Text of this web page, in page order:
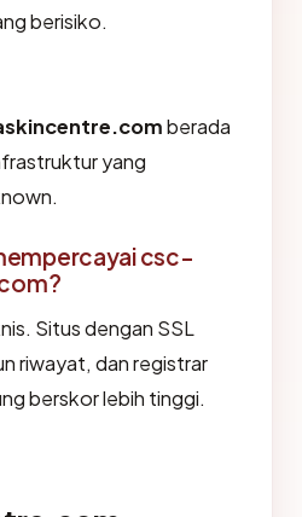
berisiko.
berada
yang
csc-
Situs dengan SSL
riwayat, dan registrar
berskor lebih tinggi.